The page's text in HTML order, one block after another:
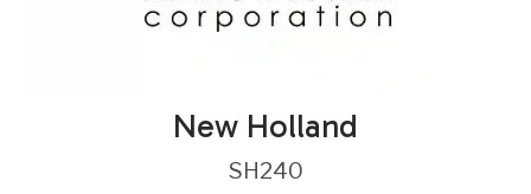
New Holland
SH240